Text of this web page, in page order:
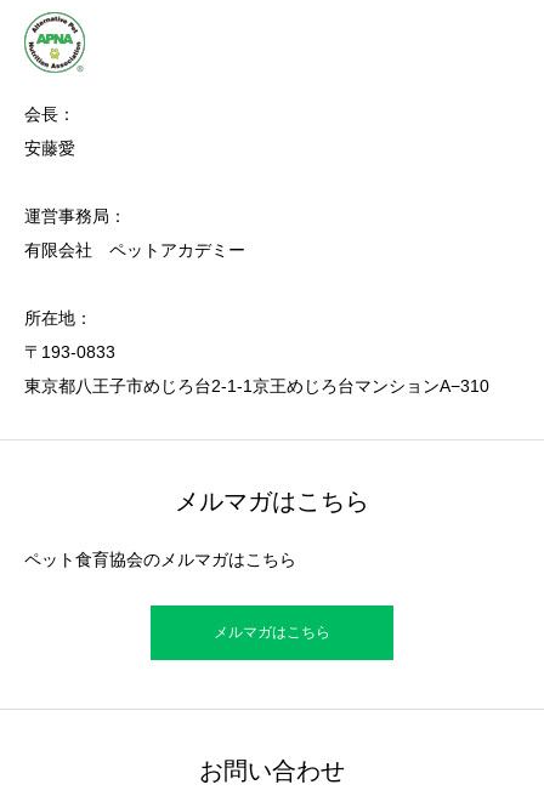
会長：
安藤愛
運営事務局：
有限会社 ペットアカデミー
所在地：
〒193-0833
東京都八王子市めじろ台2-1-1京王めじろ台マンションA−310
メルマガはこちら
ペット食育協会のメルマガはこちら
メルマガはこちら
お問い合わせ